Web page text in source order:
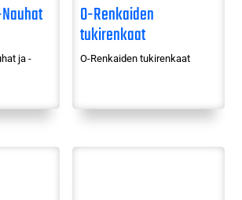
ja -
O-Renkaiden
tukirenkaat
O-Renkaiden tukirenkaat